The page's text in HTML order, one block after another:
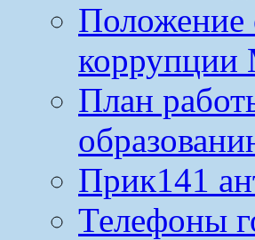
Положение
План
Прик141
Телефоны